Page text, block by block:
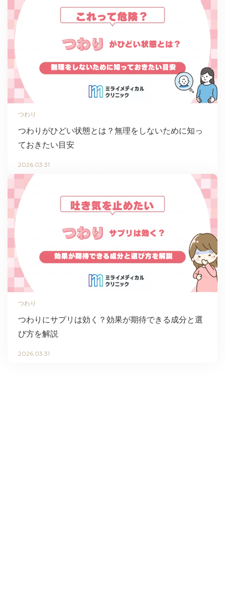
つわり
つわりがひどい状態とは？無理をしないために知っ
ておきたい目安
2026.03.31
つわり
つわりにサプリは効く？効果が期待できる成分と選
び方を解説
2026.03.31